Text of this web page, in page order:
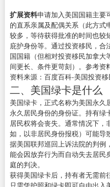
扩展资料申请加入美国国籍主要
的直系亲属及配偶关系（此方式
较多，等待获得批准的时间也较
庇护身份等。通过投资移民，合
国国籍（但相对投资移民加拿
间更长、条件更苛刻）。参考
资料来源：百度百科-美国投资移
二、美国绿卡是什么
美国绿卡，正式名称为美国永
永久居民身份的身份证。持有绿
居民权将会丧失。通常情况下，
如，以非居民身份报税）可能导
据美国联邦巡回上诉法院的判例
能会因放弃行为而自动失去居民
庭的判决。
获得美国绿卡后，持有者无需前